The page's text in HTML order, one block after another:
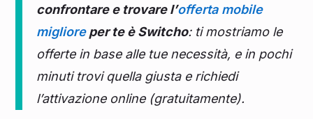
confrontare e trovare l’offerta mobile
miglioreper te è Switcho: ti mostriamo le
offerte in base alle tue necessità, e in pochi
minuti trovi quella giusta e richiedi
l’attivazione online (gratuitamente).